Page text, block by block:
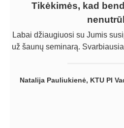
Tikėkimės, kad
Labai džiaugiuosi su Jumis
už šaunų seminarą.
Natalija Pauliukienė, KTU PI
Gaila, kad per vėlai
Gaila, kad per vėlai pradėjome
dirbome patys, uždirbome
tinkamą veiksmų planą bei